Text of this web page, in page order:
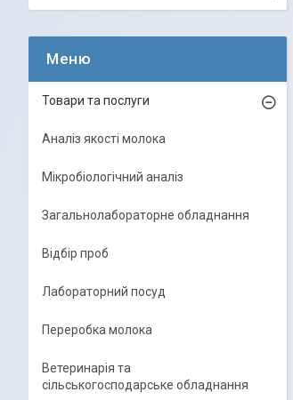
Товари та послуги
Аналіз якості молока
Мікробіологічний аналіз
Загальнолабораторне обладнання
Відбір проб
Лабораторний посуд
Переробка молока
Ветеринарія та
сільськогосподарське обладнання